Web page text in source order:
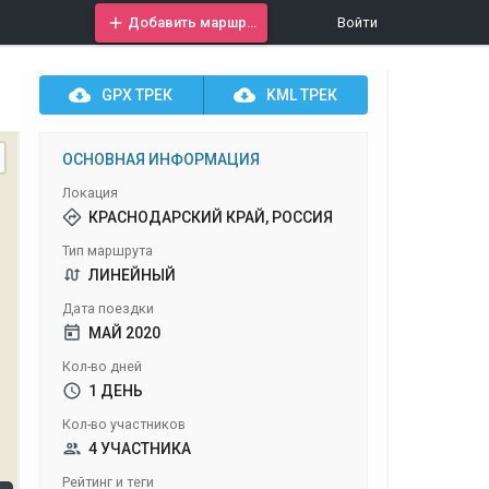
Войти
GPXТРЕК KMLТРЕК
ОСНОВНАЯ ИНФОРМАЦИЯ
Локация
КРАСНОДАРСКИЙ КРАЙ, РОССИЯ
Тип маршрута
ЛИНЕЙНЫЙ
Дата поездки
МАЙ 2020
Кол-во дней
1 ДЕНЬ
Кол-во участников
4 УЧАСТНИКА
Рейтинг и теги